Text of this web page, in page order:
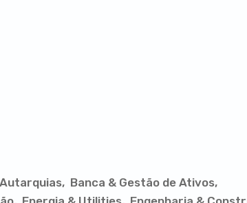
Autarquias
Banca & Gestão de Ativos